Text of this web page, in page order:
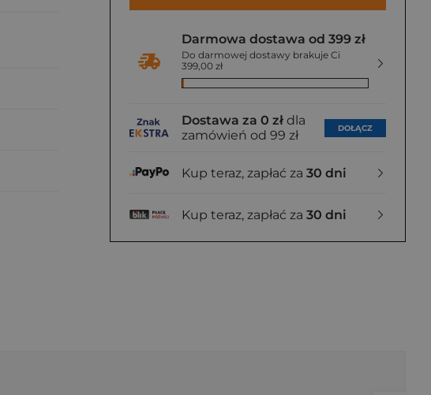
Darmowa dostawa od 399 zł
Do darmowej dostawy brakuje Ci
399,00 zł
Dostawa za 0 zł dla
zamówień od 99 zł
DOŁĄCZ
Kup teraz, zapłać za 30 dni
Kup teraz, zapłać za 30 dni